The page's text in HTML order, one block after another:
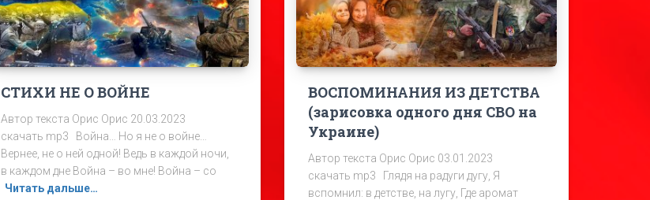
СТИХИ НЕ О ВОЙНЕ
Автор текста Орис Орис 20.03.2023
скачать mp3 Война… Но я не о войне…
Вернее, не о ней одной! Ведь в каждой ночи,
в каждом дне Война – во мне! Война – со
Читать дальше…
ВОСПОМИНАНИЯ ИЗ ДЕТСТВА
(зарисовка одного дня СВО на
Украине)
Автор текста Орис Орис 03.01.2023
скачать mp3 Глядя на радуги дугу, Я
вспомнил: в детстве, на лугу, Где аромат